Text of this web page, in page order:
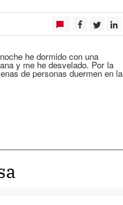
he dormido con una
y me he desvelado. Por la
de personas duermen en la